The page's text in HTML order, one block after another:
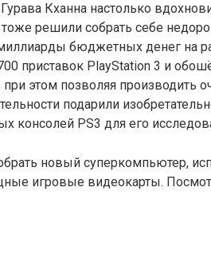
Кханна настолько
решили собрать себе
бюджетных денег на
приставок PlayStation 3 и
этом позволяя производить
подарили
консолей PS3 для его
новый суперкомпьютер,
игровые видеокарты.